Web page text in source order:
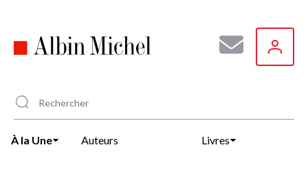
principal
À la Une Auteurs Livres